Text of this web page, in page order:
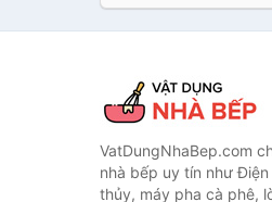
VatDungNhaBep.com
nhà bếp uy tín như
thủy, máy pha cà phê,